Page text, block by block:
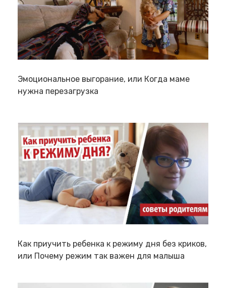
Эмоциональное выгорание, или Когда маме
нужна перезагрузка
Как приучить ребенка к режиму дня без криков,
или Почему режим так важен для малыша